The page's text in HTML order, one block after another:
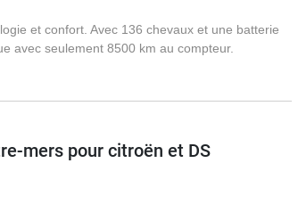
et confort. Avec 136 chevaux et une batterie
avec seulement 8500 km au compteur.
mers pour citroën et DS